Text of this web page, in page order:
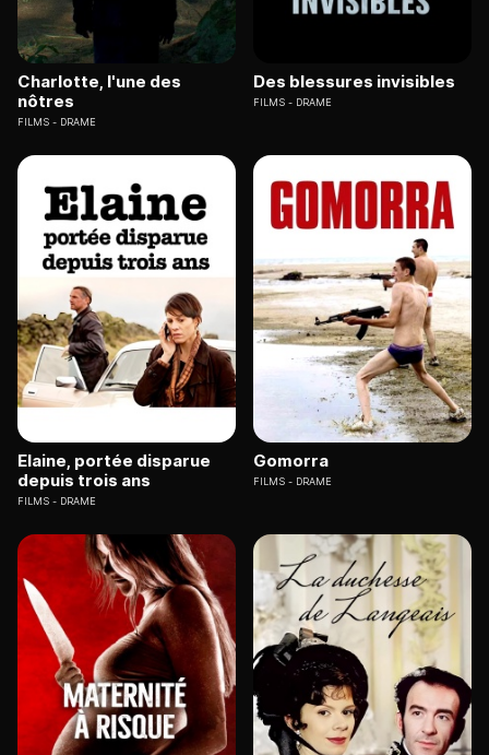
Charlotte, l'une des
nôtres
FILMS DRAME
Des blessures invisibles
FILMS DRAME
Elaine, portée disparue
depuis trois ans
FILMS DRAME
Gomorra
FILMS DRAME